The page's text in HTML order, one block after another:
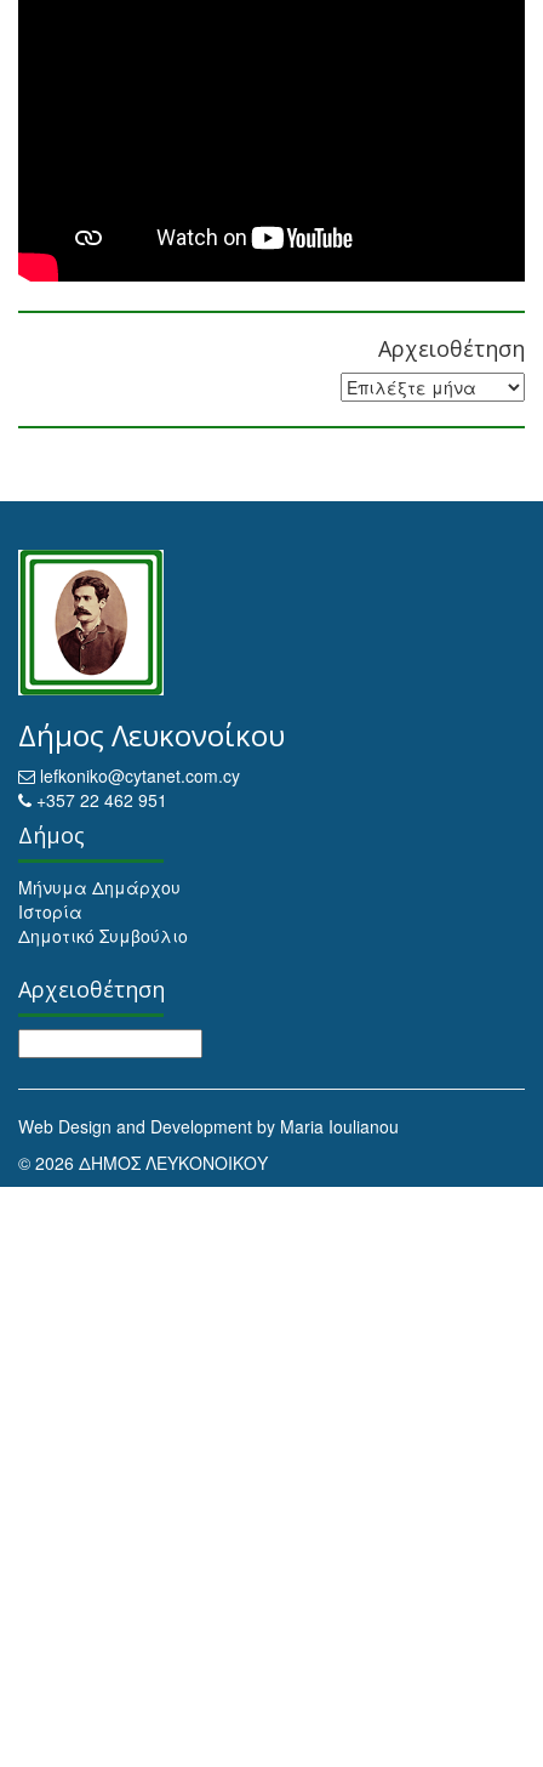
Αρχειοθέτηση
Αρχειοθέτηση
Δήμος Λευκονοίκου
lefkoniko@cytanet.com.cy
+357 22 462 951
Δήμος
Μήνυμα Δημάρχου
Ιστορία
Δημοτικό Συμβούλιο
Αρχειοθέτηση
Web Design and Development by Maria Ioulianou
© 2026 ΔΗΜΟΣ ΛΕΥΚΟΝΟΙΚΟΥ